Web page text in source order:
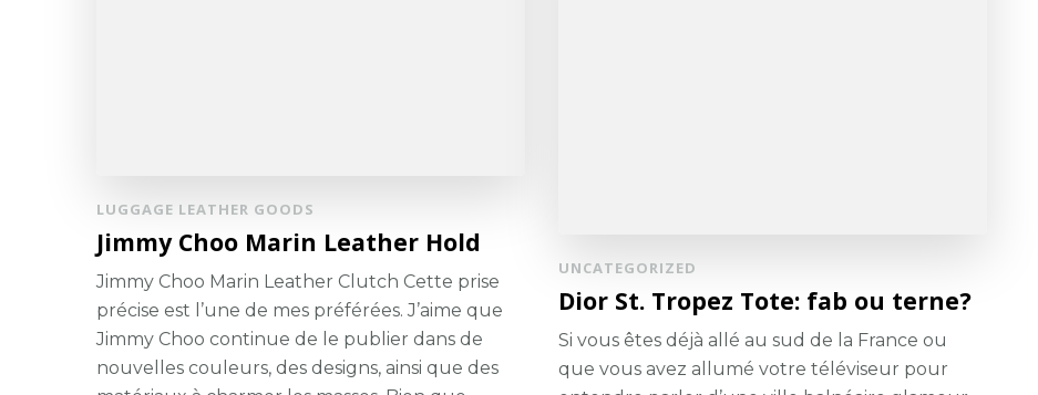
LUGGAGE LEATHER GOODS
Jimmy Choo Marin Leather Hold
Jimmy Choo Marin Leather Clutch Cette prise
précise est l’une de mes préférées. J’aime que
Jimmy Choo continue de le publier dans de
nouvelles couleurs, des designs, ainsi que des
UNCATEGORIZED
Dior St. Tropez Tote: fab ou terne?
Si vous êtes déjà allé au sud de la France ou
que vous avez allumé votre téléviseur pour